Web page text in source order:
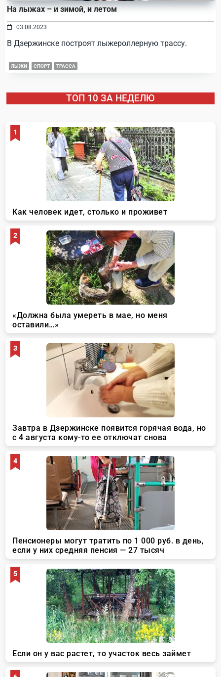
На лыжах – и зимой, и летом
03.08.2023
В Дзержинске построят лыжероллерную трассу.
ЛЫЖИ СПОРТ ТРАССА
ТОП 10 ЗА НЕДЕЛЮ